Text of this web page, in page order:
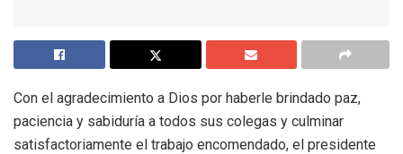
Con el agradecimiento a Dios por haberle brindado paz,
paciencia y sabiduría a todos sus colegas y culminar
satisfactoriamente el trabajo encomendado, el presidente